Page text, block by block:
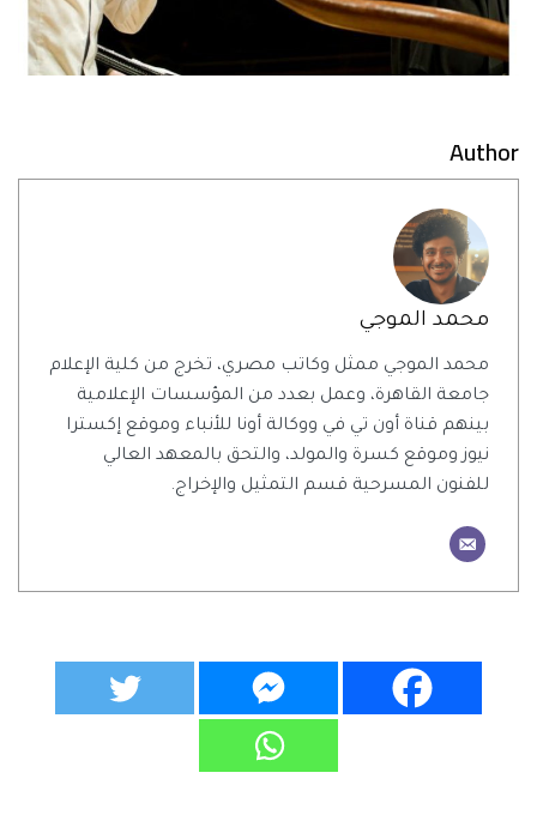
Author
محمد الموجي
محمد الموجي ممثل وكاتب مصري، تخرج من كلية الإعلام
جامعة القاهرة، وعمل بعدد من المؤسسات الإعلامية
بينهم قناة أون تي في ووكالة أونا للأنباء وموقع إكسترا
نيوز وموقع كسرة والمولد، والتحق بالمعهد العالي
للفنون المسرحية قسم التمثيل والإخراج.